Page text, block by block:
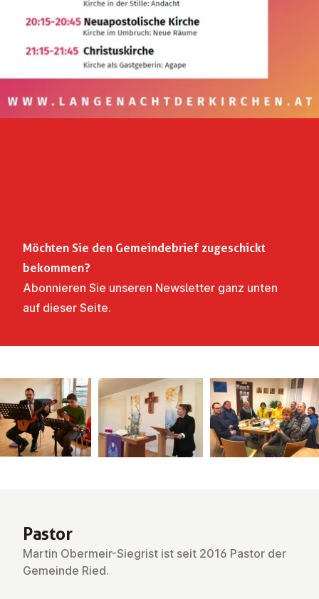
Möchten Sie den Gemeindebrief zugeschickt
bekommen?
Abonnieren Sie unseren Newsletter ganz unten
auf dieser Seite.
Pastor
Martin Obermeir-Siegrist ist seit 2016 Pastor der
Gemeinde Ried.